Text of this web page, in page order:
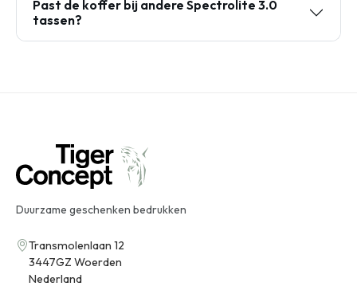
Past de koffer bij andere Spectrolite 3.0
tassen?
Duurzame geschenken bedrukken
Transmolenlaan 12
3447GZ Woerden
Nederland